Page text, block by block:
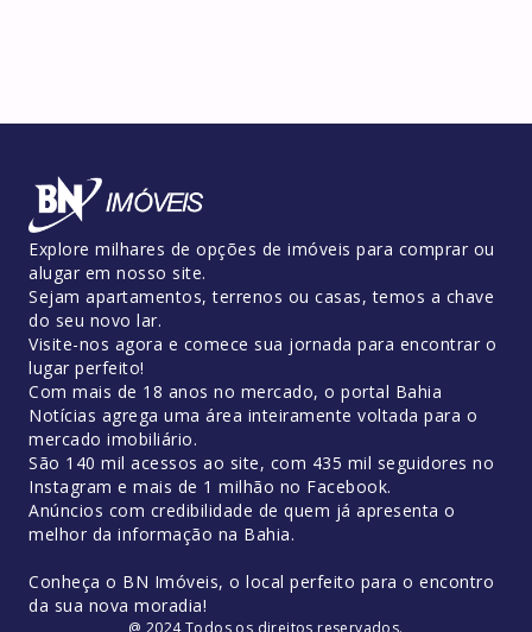
Explore milhares de opções de imóveis para comprar ou
alugar em nosso site.
Sejam apartamentos, terrenos ou casas, temos a chave
do seu novo lar.
Visite-nos agora e comece sua jornada para encontrar o
lugar perfeito!
Com mais de 18 anos no mercado, o portal Bahia
Notícias agrega uma área inteiramente voltada para o
mercado imobiliário.
São 140 mil acessos ao site, com 435 mil seguidores no
Instagram e mais de 1 milhão no Facebook.
Anúncios com credibilidade de quem já apresenta o
melhor da informação na Bahia.
Conheça o BN Imóveis, o local perfeito para o encontro
da sua nova moradia!
@ 2024 Todos os direitos reservados.